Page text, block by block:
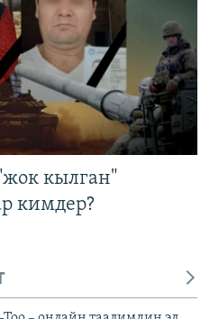
кылган"
кимдер?